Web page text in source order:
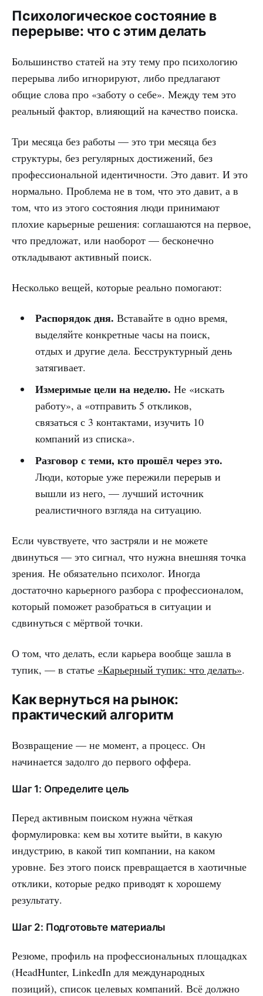
Психологическое состояние в
перерыве: что с этим делать
Большинство статей на эту тему про психологию
перерыва либо игнорируют, либо предлагают
общие слова про «заботу о себе». Между тем это
реальный фактор, влияющий на качество поиска.
Три месяца без работы — это три месяца без
структуры, без регулярных достижений, без
профессиональной идентичности. Это давит. И это
нормально. Проблема не в том, что это давит, а в
том, что из этого состояния люди принимают
плохие карьерные решения: соглашаются на первое,
что предложат, или наоборот — бесконечно
откладывают активный поиск.
Несколько вещей, которые реально помогают:
Распорядок дня. Вставайте в одно время,
выделяйте конкретные часы на поиск,
отдых и другие дела. Бесструктурный день
затягивает.
Измеримые цели на неделю. Не «искать
работу», а «отправить 5 откликов,
связаться с 3 контактами, изучить 10
компаний из списка».
Разговор с теми, кто прошёл через это.
Люди, которые уже пережили перерыв и
вышли из него, — лучший источник
реалистичного взгляда на ситуацию.
Если чувствуете, что застряли и не можете
двинуться — это сигнал, что нужна внешняя точка
зрения. Не обязательно психолог. Иногда
достаточно карьерного разбора с профессионалом,
который поможет разобраться в ситуации и
сдвинуться с мёртвой точки.
О том, что делать, если карьера вообще зашла в
тупик, — в статье «Карьерный тупик: что делать».
Как вернуться на рынок:
практический алгоритм
Возвращение — не момент, а процесс. Он
начинается задолго до первого оффера.
Шаг 1: Определите цель
Перед активным поиском нужна чёткая
формулировка: кем вы хотите выйти, в какую
индустрию, в какой тип компании, на каком
уровне. Без этого поиск превращается в хаотичные
отклики, которые редко приводят к хорошему
результату.
Шаг 2: Подготовьте материалы
Резюме, профиль на профессиональных площадках
(HeadHunter, LinkedIn для международных
позиций), список целевых компаний. Всё должно